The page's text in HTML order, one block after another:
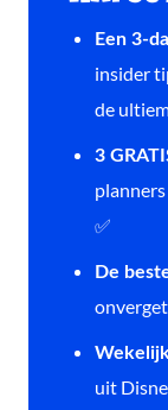
Een 3-
insider
de
3
✅
De
uit